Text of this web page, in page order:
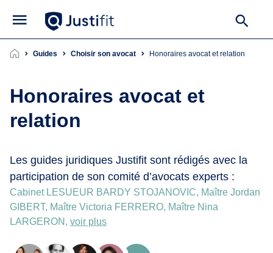
Guides Choisir son avocat honoraires avocat et relation
Honoraires avocat et
relation
Les guides juridiques Justifit sont rédigés avec la
participation de son comité d’avocats experts :
Cabinet LESUEUR BARDY STOJANOVIC, Maître Jordan
GIBERT, Maître Victoria FERRERO, Maître Nina
LARGERON, voir plus